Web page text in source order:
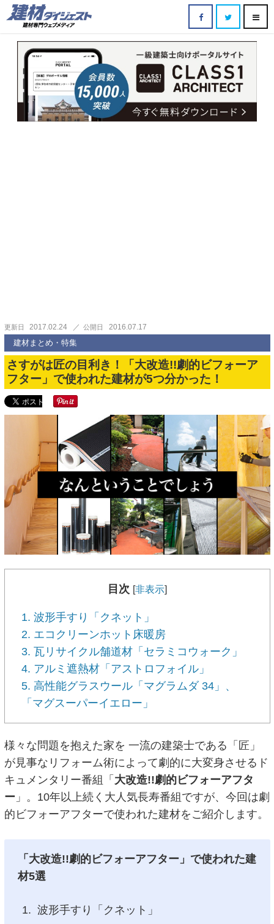
更新日 2017.02.24 公開日 2016.07.17
建材まとめ・特集
さすがは匠の目利き！「大改造!!劇的ビフォーア
フター」で使われた建材が5つ分かった！
目次 [非表示]
1. 波形手すり「クネット」
2. エコクリーンホット床暖房
3. 瓦リサイクル舗道材「セラミコウォーク」
4. アルミ遮熱材「アストロフォイル」
5. 高性能グラスウール「マグラムダ 34」、
「マグスーパーイエロー」
様々な問題を抱えた家を 一流の建築士である「匠」
が見事なリフォーム術によって劇的に大変身させるド
キュメンタリー番組「 大改造!!劇的ビフォーアフタ
ー」。10年以上続く大人気長寿番組ですが、今回は劇
的ビフォーアフターで使われた建材をご紹介します。
「大改造!!劇的ビフォーアフター」で使われた建
材5選
波形手すり「クネット」